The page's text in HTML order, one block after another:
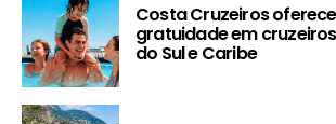
Costa Cruzeiros
gratuidade em
do Sul e Caribe